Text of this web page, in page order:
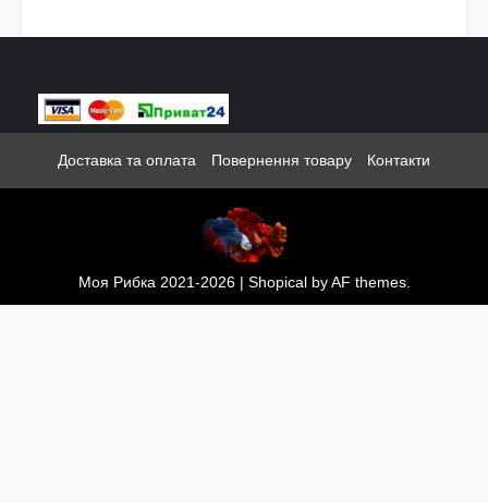
Доставка та оплата Повернення товару Контакти
Моя Рибка 2021-2026 | Shopicalby AF themes.